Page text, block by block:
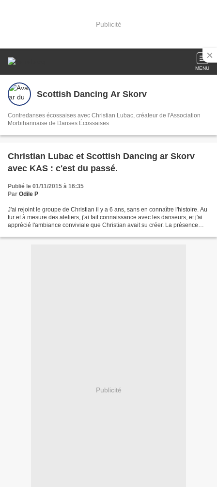
Publicité
MENU
Scottish Dancing Ar Skorv
Contredanses écossaises avec Christian Lubac, créateur de l'Association
Morbihannaise de Danses Écossaises
Christian Lubac et Scottish Dancing ar Skorv
avec KAS : c'est du passé.
Publié le 01/11/2015 à 16:35
Par Odile P
J'ai rejoint le groupe de Christian il y a 6 ans, sans en connaître l'histoire. Au
fur et à mesure des ateliers, j'ai fait connaissance avec les danseurs, et j'ai
apprécié l'ambiance conviviale que Christian avait su créer. La présence
Publicité